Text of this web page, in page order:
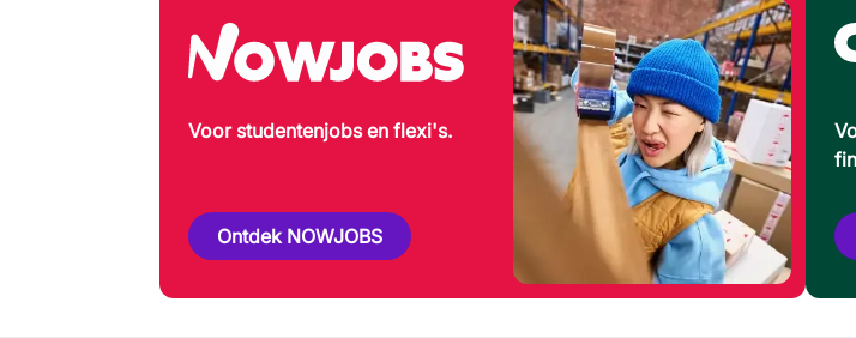
Voor studentenjobs en flexi's.
Ontdek NOWJOBS